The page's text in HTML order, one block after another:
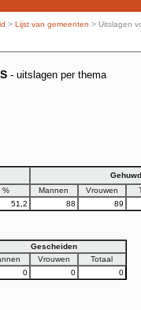
> Lijst van gemeenten > Uitslagen
- uitslagen per thema
Gehuwd
% Mannen Vrouwen
51,2 88 89
Gescheiden
Vrouwen
Totaal
0 0 0